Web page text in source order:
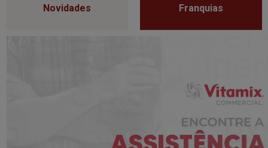
Novidades
Franquias